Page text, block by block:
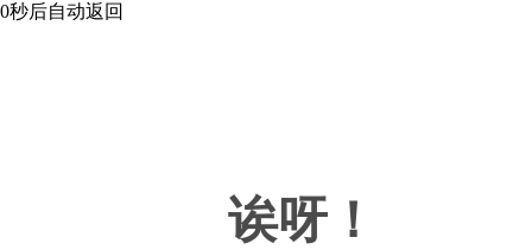
0秒后自动返回
诶呀！